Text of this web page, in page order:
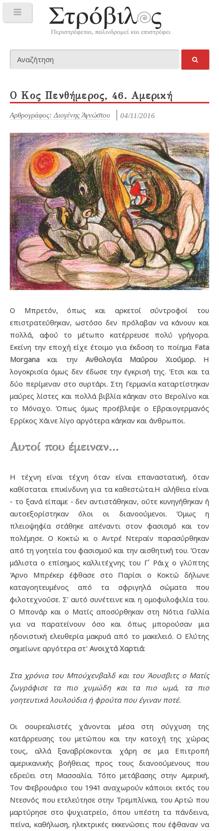
Ο Κος Πενθήμερος, 46. Αμερική
Αρθρογράφος: Διογένης Άγνώστου 04/11/2016
Ο Μπρετόν, όπως και αρκετοί σύντροφοί του
επιστρατεύθηκαν, ωστόσο δεν πρόλαβαν να κάνουν και
πολλά, αφού το μέτωπο κατέρρευσε πολύ γρήγορα.
Εκείνη την εποχή είχε έτοιμο για έκδοση το ποίημα Fata
Morganaκαι τηνΑνθολογία Μαύρου Χιούμορ. Η
λογοκρισία όμως δεν έδωσε την έγκρισή της. Έτσι και τα
δύο περίμεναν στο συρτάρι. Στη Γερμανία καταρτίστηκαν
μαύρες λίστες και πολλά βιβλία κάηκαν στο Βερολίνο και
το Μόναχο. Όπως όμως προέβλεψε ο Εβραιογερμανός
Ερρίκος Χάινε λίγο αργότερα κάηκαν και άνθρωποι.
Αυτοί που έμειναν...
Η τέχνη είναι τέχνη όταν είναι επαναστατική, όταν
καθίσταται επικίνδυνη για τα καθεστώτα.Η αλήθεια είναι
- το ξανά είπαμε - δεν αντιστάθηκαν, ούτε κυνηγήθηκαν ή
αυτοεξορίστηκαν όλοι οι διανοούμενοι. Όμως η
πλειοψηφία στάθηκε απέναντι στον φασισμό και τον
πολέμησε. Ο Κοκτώ κι ο Αντρέ Ντεραίν παρασύρθηκαν
από τη γοητεία του φασισμού και την αισθητική του. Όταν
μάλιστα ο επίσημος καλλιτέχνης του Γ΄ Ράιχ ο γλύπτης
Άρνο Μπρέκερ έφθασε στο Παρίσι ο Κοκτώ δήλωνε
καταγοητευμένος από τα σφριγηλά σώματα που
φιλοτεχνούσε. Σ' αυτό συνέτεινε και η ομοφυλοφιλία του.
Ο Μπονάρ και ο Ματίς αποσύρθηκαν στη Νότια Γαλλία
για να παρατείνουν όσο και όπως μπορούσαν μια
ηδονιστική ελευθερία μακρυά από το μακελειό. Ο Ελύτης
σημείωνε αργότερα στ' Ανοιχτά Χαρτιά:
Στα χρόνια του Μπούχενβαλδ και του Άουσβιτς ο Ματίς
ζωγράφισε τα πιο χυμώδη και τα πιο ωμά, τα πιο
γοητευτικά λουλούδια ή φρούτα που έγιναν ποτέ.
Οι σουρεαλιστές χάνονται μέσα στη σύγχυση της
κατάρρευσης του μετώπου και την κατοχή της χώρας
τους, αλλά ξαναβρίσκονται χάρη σε μια Επιτροπή
αμερικανικής βοήθειας προς τους διανοούμενους που
εδρεύει στη Μασσαλία. Τόπο μετάβασης στην Αμερική,
Τον Φεβρουάριο του 1941 αναχωρούν κάποιοι εκτός του
Ντεσνός που ετελεύτησε στην Τρεμπλίνκα, του Αρτώ που
μαρτύρησε στο ψυχιατρείο, όπου υπέστη τα πάνδεινα,
πείνα, καθήλωση, ηλεκτρικές εκκενώσεις που έφθαναν να